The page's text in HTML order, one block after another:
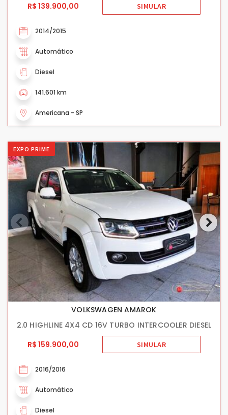
R$ 139.900,00
SIMULAR
2014/2015
Automático
Diesel
141.601 km
Americana - SP
EXPO PRIME
VOLKSWAGEN AMAROK
2.0 HIGHLINE 4X4 CD 16V TURBO INTERCOOLER DIESEL
R$ 159.900,00
SIMULAR
2016/2016
Automático
Diesel